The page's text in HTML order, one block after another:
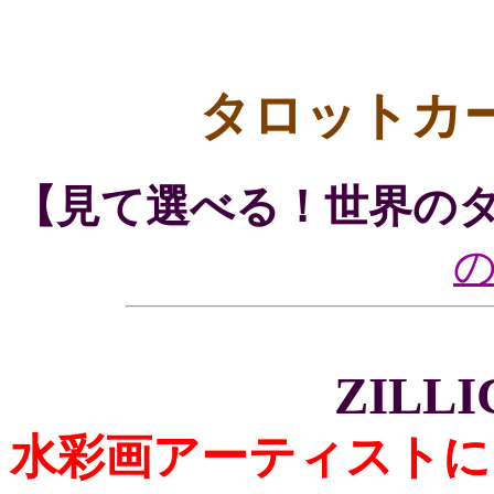
タロットカ
【見て選べる！世界の
水彩画アーティスト